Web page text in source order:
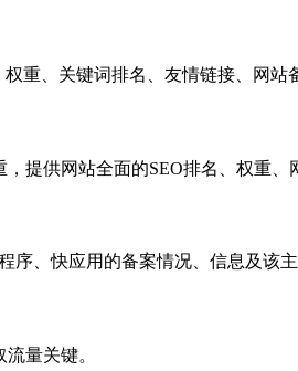
重、关键词排名、友情链接、网站
提供网站全面的SEO排名、权重、
序、快应用的备案情况、信息及该
量关键。